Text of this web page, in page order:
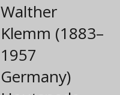
Walther
Klemm (1883–
1957
Germany)